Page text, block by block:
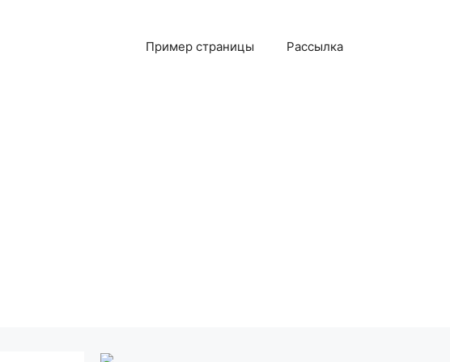
Пример страницы Рассылка